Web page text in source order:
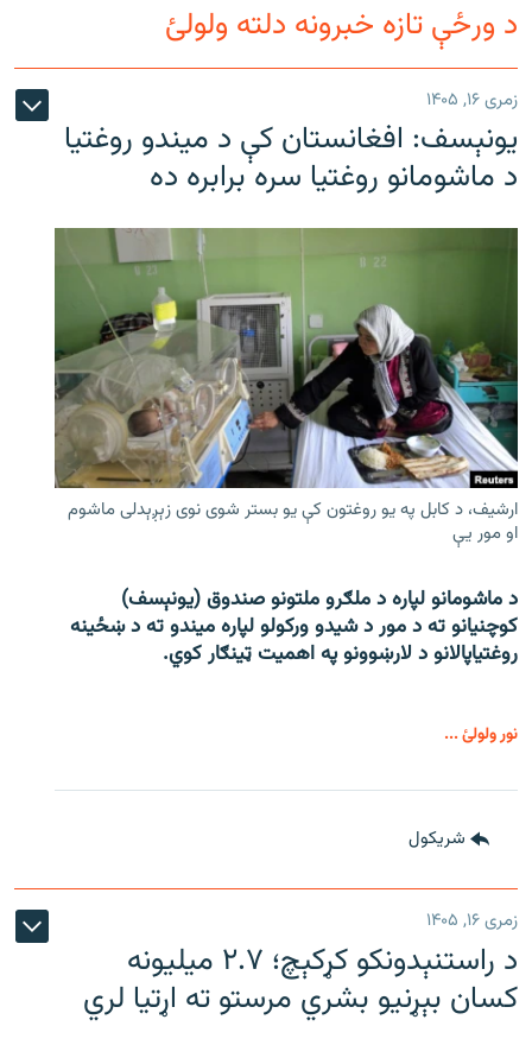
د ورځې تازه خبرونه دلته ولولئ
زمری ۱۶, ۱۴۰۵
یونېسف: افغانستان کې د میندو روغتیا
د ماشومانو روغتیا سره برابره ده
ارشیف، د کابل په یو روغتون کې یو بستر شوی نوی زېږېدلی ماشوم
او مور یې
د ماشومانو لپاره د ملګرو ملتونو صندوق (یونېسف)
کوچنیانو ته د مور د شیدو ورکولو لپاره میندو ته د ښځینه
روغتیاپالانو د لارښوونو په اهمیت ټینګار کوي.
نور ولولئ ...
شريکول
زمری ۱۶, ۱۴۰۵
د راستنېدونکو کړکېچ؛ ۲.۷ میلیونه
کسان بېړنیو بشري مرستو ته اړتیا لري